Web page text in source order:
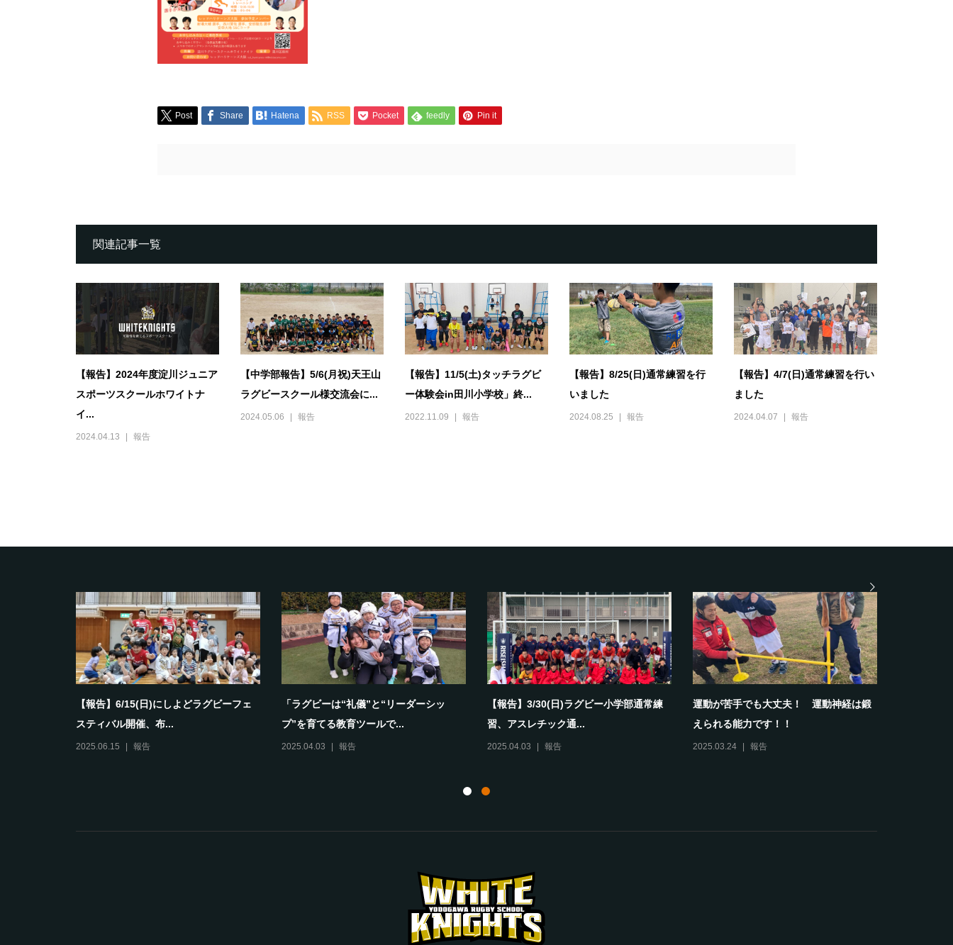
Post Share Hatena RSS Pocket feedly Pin it
関連記事一覧
【報告】2024年度淀川ジュニア
スポーツスクールホワイトナ
イ...
2024.04.13 報告
【中学部報告】5/6(月祝)天王山
ラグビースクール様交流会に...
2024.05.06 報告
【報告】11/5(土)タッチラグビ
ー体験会in田川小学校」終...
2022.11.09 報告
【報告】8/25(日)通常練習を行
いました
2024.08.25 報告
【報告】4/7(日)通常練習を行い
ました
2024.04.07 報告
【報告】6/15(日)にしよどラグビーフェ
スティバル開催、布...
2025.06.15 報告
「ラグビーは“礼儀”と“リーダーシッ
プ”を育てる教育ツールで...
2025.04.03 報告
【報告】3/30(日)ラグビー小学部通常練
習、アスレチック通...
2025.04.03 報告
運動が苦手でも大丈夫！ 運動神経は鍛
えられる能力です！！
2025.03.24 報告